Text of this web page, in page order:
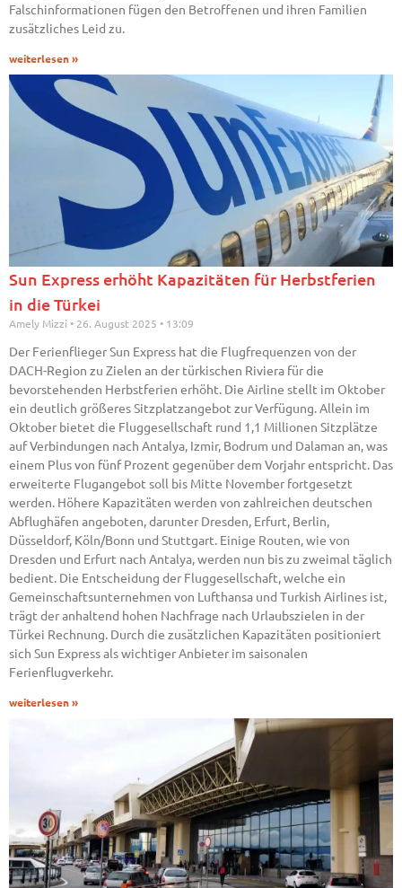
Falschinformationen fügen den Betroffenen und ihren Familien
zusätzliches Leid zu.
weiterlesen »
Sun Express erhöht Kapazitäten für Herbstferien
in die Türkei
Amely Mizzi 26. August 2025 13:09
Der Ferienflieger Sun Express hat die Flugfrequenzen von der
DACH-Region zu Zielen an der türkischen Riviera für die
bevorstehenden Herbstferien erhöht. Die Airline stellt im Oktober
ein deutlich größeres Sitzplatzangebot zur Verfügung. Allein im
Oktober bietet die Fluggesellschaft rund 1,1 Millionen Sitzplätze
auf Verbindungen nach Antalya, Izmir, Bodrum und Dalaman an, was
einem Plus von fünf Prozent gegenüber dem Vorjahr entspricht. Das
erweiterte Flugangebot soll bis Mitte November fortgesetzt
werden. Höhere Kapazitäten werden von zahlreichen deutschen
Abflughäfen angeboten, darunter Dresden, Erfurt, Berlin,
Düsseldorf, Köln/Bonn und Stuttgart. Einige Routen, wie von
Dresden und Erfurt nach Antalya, werden nun bis zu zweimal täglich
bedient. Die Entscheidung der Fluggesellschaft, welche ein
Gemeinschaftsunternehmen von Lufthansa und Turkish Airlines ist,
trägt der anhaltend hohen Nachfrage nach Urlaubszielen in der
Türkei Rechnung. Durch die zusätzlichen Kapazitäten positioniert
sich Sun Express als wichtiger Anbieter im saisonalen
Ferienflugverkehr.
weiterlesen »